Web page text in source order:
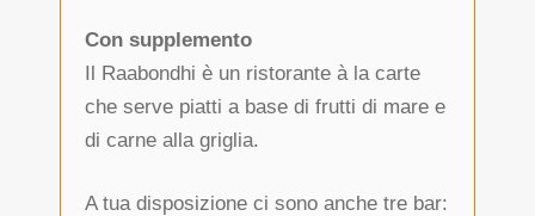
Con supplemento
Il Raabondhi è un ristorante à la carte
che serve piatti a base di frutti di mare e
di carne alla griglia.
A tua disposizione ci sono anche tre bar: